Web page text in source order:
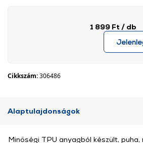
1 899 Ft / db
Cikkszám:306486
Alaptulajdonságok
Minőségi TPU anyagból készült,